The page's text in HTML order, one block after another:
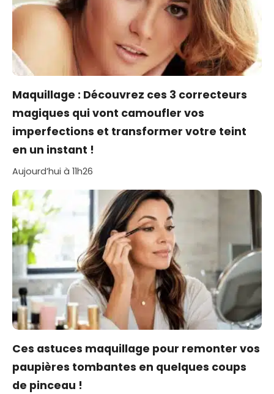
Maquillage : Découvrez ces 3 correcteurs
magiques qui vont camoufler vos
imperfections et transformer votre teint
en un instant !
Aujourd’hui à 11h26
Ces astuces maquillage pour remonter vos
paupières tombantes en quelques coups
de pinceau !